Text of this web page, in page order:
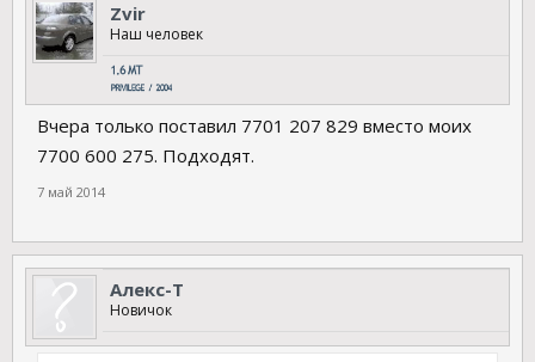
Zvir
Наш человек
Вчера только поставил 7701 207 829 вместо моих
7700 600 275. Подходят.
7 май 2014
Алекс-Т
Новичок